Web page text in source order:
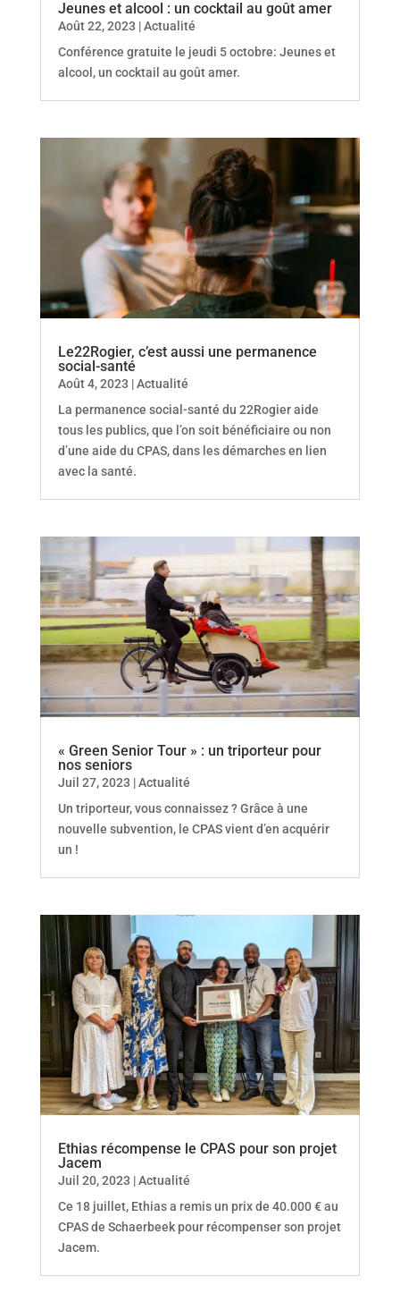
Jeunes et alcool : un cocktail au goût amer
Août 22, 2023 |Actualité
Conférence gratuite le jeudi 5 octobre: Jeunes et
alcool, un cocktail au goût amer.
Le22Rogier, c’est aussi une permanence
social-santé
Août 4, 2023 |Actualité
La permanence social-santé du 22Rogier aide
tous les publics, que l’on soit bénéficiaire ou non
d’une aide du CPAS, dans les démarches en lien
avec la santé.
« Green Senior Tour » : un triporteur pour
nos seniors
Juil 27, 2023 |Actualité
Un triporteur, vous connaissez ? Grâce à une
nouvelle subvention, le CPAS vient d’en acquérir
un !
Ethias récompense le CPAS pour son projet
Jacem
Juil 20, 2023 |Actualité
Ce 18 juillet, Ethias a remis un prix de 40.000 € au
CPAS de Schaerbeek pour récompenser son projet
Jacem.